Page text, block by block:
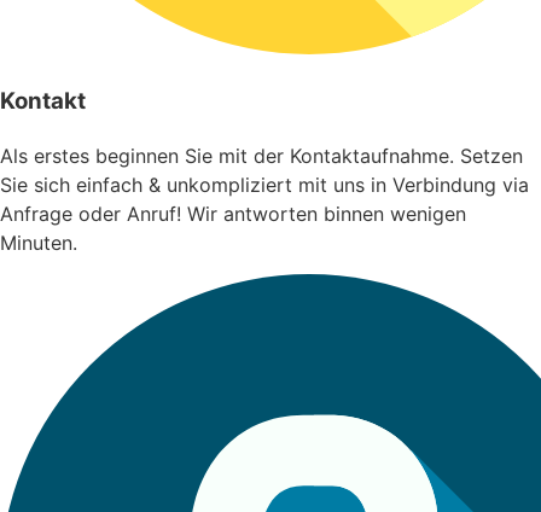
Kontakt
Als erstes beginnen Sie mit der Kontaktaufnahme. Setzen
Sie sich einfach & unkompliziert mit uns in Verbindung via
Anfrage oder Anruf! Wir antworten binnen wenigen
Minuten.